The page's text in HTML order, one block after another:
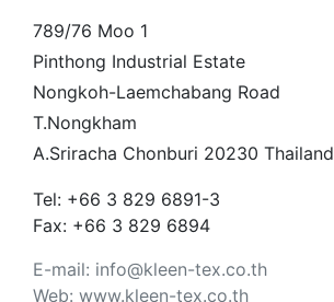
789/76 Moo 1
Pinthong Industrial Estate
Nongkoh-Laemchabang Road
T.Nongkham
A.Sriracha Chonburi 20230 Thailand
Tel: +66 3 829 6891-3
Fax: +66 3 829 6894
E-mail: info@kleen-tex.co.th
Web: www.kleen-tex.co.th